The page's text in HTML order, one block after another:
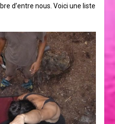
d’entre nous. Voici une liste